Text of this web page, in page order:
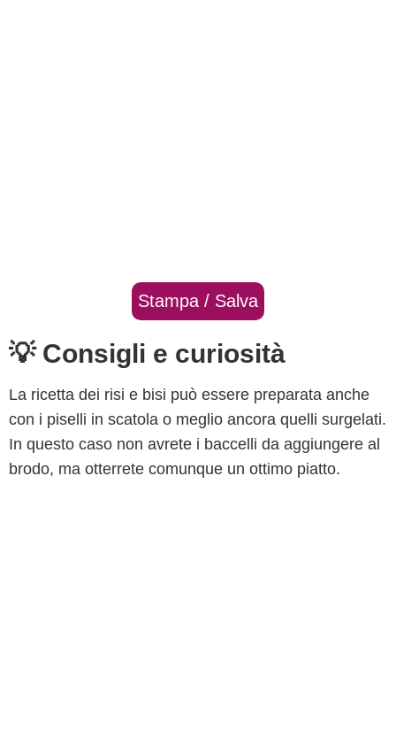
Stampa / Salva
💡 Consigli e curiosità
La ricetta dei risi e bisi può essere preparata anche
con i piselli in scatola o meglio ancora quelli surgelati.
In questo caso non avrete i baccelli da aggiungere al
brodo, ma otterrete comunque un ottimo piatto.